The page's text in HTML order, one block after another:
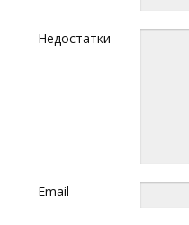
Недостатки
Email